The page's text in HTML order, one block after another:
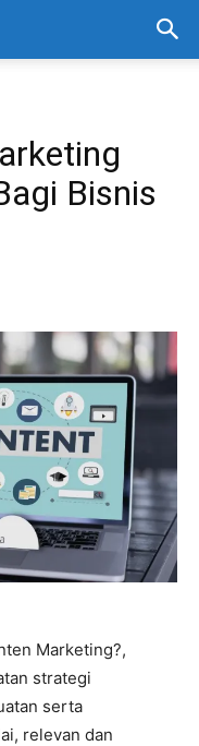
Bisnis
Marketing?,
strategi
serta
relevan dan